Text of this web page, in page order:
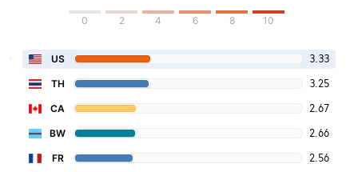
0 2 4 6 8 10
US 3.33
TH 3.25
CA 2.67
BW 2.66
FR 2.56